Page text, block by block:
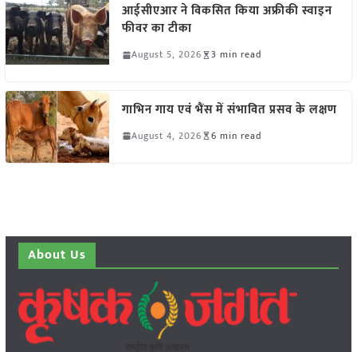
आईसीएआर ने विकसित किया अफ्रीकी स्वाइन
फीवर का टीका
August 5, 2026 3 min read
गाभिन गाय एवं भैंस में संभावित प्रसव के लक्षण
August 4, 2026 6 min read
About Us